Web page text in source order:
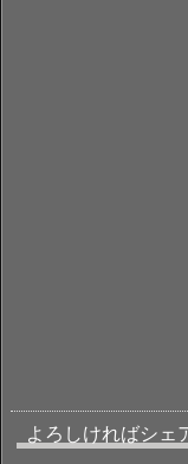
よろしければシェ